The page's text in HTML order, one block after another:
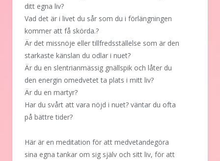
ditt egna liv?
Vad det är i livet du sår som du i förlängningen
kommer att få skörda.?
Är det missnöje eller tillfredsställelse som är den
starkaste känslan du odlar i nuet?
Är du en slentrianmässig gnällspik och låter du
den energin omedvetet ta plats i mitt liv?
Är du en martyr?
Har du svårt att vara nöjd i nuet? väntar du ofta
på bättre tider?
Här är en meditation för att medvetandegöra
sina egna tankar om sig själv och sitt liv, för att